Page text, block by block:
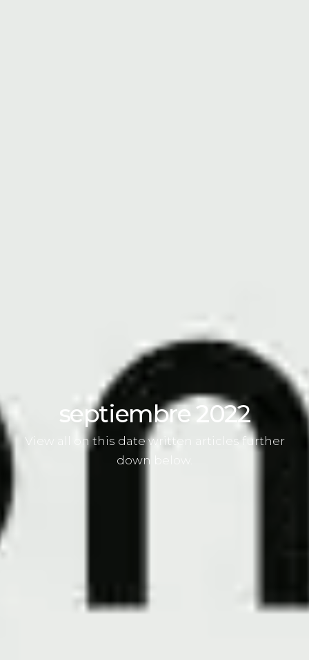
septiembre 2022
View all on this date written articles further
down below.